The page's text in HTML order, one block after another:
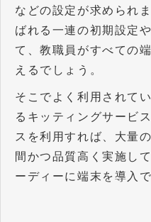
などの設定が求められ
ばれる一連の初期設定
て、教職員がすべての
えるでしょう。
そこでよく利用されて
るキッティングサービ
スを利用すれば、大量
間かつ品質高く実施し
ーディーに端末を導入で